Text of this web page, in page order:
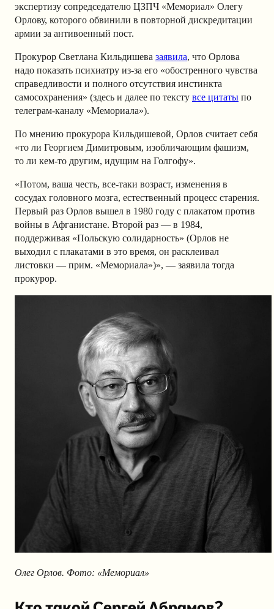
экспертизу сопредседателю ЦЗПЧ «Мемориал» Олегу
Орлову, которого обвинили в повторной дискредитации
армии за антивоенный пост.
Прокурор Светлана Кильдишева заявила, что Орлова
надо показать психиатру из-за его «обостренного чувства
справедливости и полного отсутствия инстинкта
самосохранения» (здесь и далее по тексту все цитаты по
телеграм-каналу «Мемориала»).
По мнению прокурора Кильдишевой, Орлов считает себя
«то ли Георгием Димитровым, изобличающим фашизм,
то ли кем-то другим, идущим на Голгофу».
«Потом, ваша честь, все-таки возраст, изменения в
сосудах головного мозга, естественный процесс старения.
Первый раз Орлов вышел в 1980 году с плакатом против
войны в Афганистане. Второй раз — в 1984,
поддерживая «Польскую солидарность» (Орлов не
выходил с плакатами в это время, он расклеивал
листовки — прим. «Мемориала»)», — заявила тогда
прокурор.
Олег Орлов. Фото: «Мемориал»